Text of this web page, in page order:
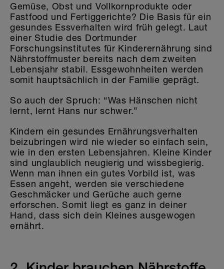
Gemüse, Obst und Vollkornprodukte oder
Fastfood und Fertiggerichte? Die Basis für ein
gesundes Essverhalten wird früh gelegt. Laut
einer Studie des Dortmunder
Forschungsinstitutes für Kinderernährung sind
Nährstoffmuster bereits nach dem zweiten
Lebensjahr stabil. Essgewohnheiten werden
somit hauptsächlich in der Familie geprägt.
So auch der Spruch: “Was Hänschen nicht
lernt, lernt Hans nur schwer.”
Kindern ein gesundes Ernährungsverhalten
beizubringen wird nie wieder so einfach sein,
wie in den ersten Lebensjahren. Kleine Kinder
sind unglaublich neugierig und wissbegierig.
Wenn man ihnen ein gutes Vorbild ist, was
Essen angeht, werden sie verschiedene
Geschmäcker und Gerüche auch gerne
erforschen. Somit liegt es ganz in deiner
Hand, dass sich dein Kleines ausgewogen
ernährt.